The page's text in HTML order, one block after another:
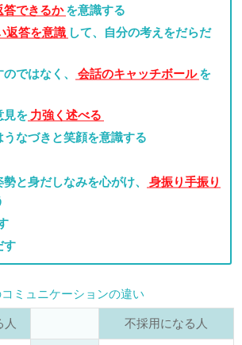
答できるか を意識する
返答を意識 して、自分の考えをだらだ
ではなく、
会話のキャッチボール を
見を 力強く述べる
なづきと笑顔を意識する
と身だしなみを心がけ、
身振り手振り
す
ミュニケーションの違い
不採用になる人